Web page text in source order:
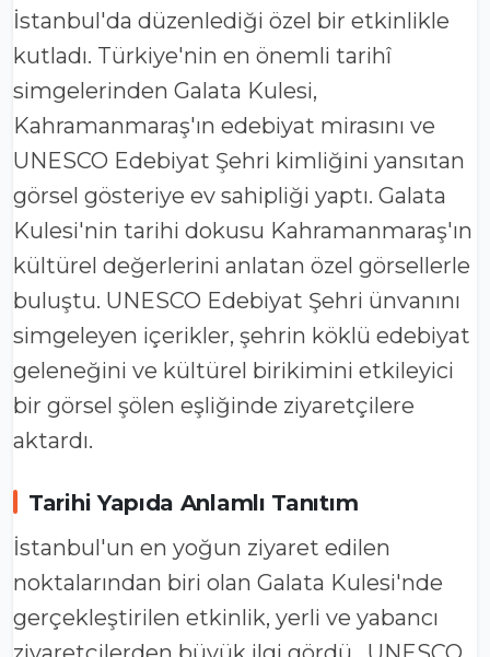
İstanbul'da düzenlediği özel bir etkinlikle
kutladı. Türkiye'nin en önemli tarihî
simgelerinden Galata Kulesi,
Kahramanmaraş'ın edebiyat mirasını ve
UNESCO Edebiyat Şehri kimliğini yansıtan
görsel gösteriye ev sahipliği yaptı. Galata
Kulesi'nin tarihi dokusu Kahramanmaraş'ın
kültürel değerlerini anlatan özel görsellerle
buluştu. UNESCO Edebiyat Şehri ünvanını
simgeleyen içerikler, şehrin köklü edebiyat
geleneğini ve kültürel birikimini etkileyici
bir görsel şölen eşliğinde ziyaretçilere
aktardı.
Tarihi Yapıda Anlamlı Tanıtım
İstanbul'un en yoğun ziyaret edilen
noktalarından biri olan Galata Kulesi'nde
gerçekleştirilen etkinlik, yerli ve yabancı